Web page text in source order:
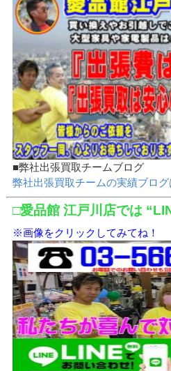
■弊社出張買取チームブログ
弊社出張買取チームの実績ブログ
□愛品館 江戸川店では
※画像をクリックしてみてね！